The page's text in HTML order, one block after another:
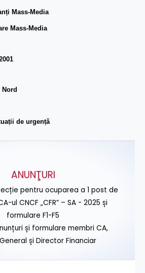
Mass-Media
Mass-Media
de urgență
ANUNŢURI
pentru ocuparea a 1 post de
ul CNCF „CFR” – SA - 2025 și
formulare F1-F5
și formulare membri CA,
și Director Financiar